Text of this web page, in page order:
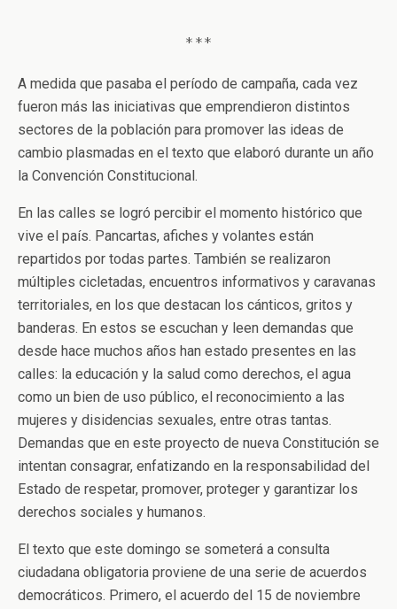
***
A medida que pasaba el período de campaña, cada vez
fueron más las iniciativas que emprendieron distintos
sectores de la población para promover las ideas de
cambio plasmadas en el texto que elaboró durante un año
la Convención Constitucional.
En las calles se logró percibir el momento histórico que
vive el país. Pancartas, afiches y volantes están
repartidos por todas partes. También se realizaron
múltiples cicletadas, encuentros informativos y caravanas
territoriales, en los que destacan los cánticos, gritos y
banderas. En estos se escuchan y leen demandas que
desde hace muchos años han estado presentes en las
calles: la educación y la salud como derechos, el agua
como un bien de uso público, el reconocimiento a las
mujeres y disidencias sexuales, entre otras tantas.
Demandas que en este proyecto de nueva Constitución se
intentan consagrar, enfatizando en la responsabilidad del
Estado de respetar, promover, proteger y garantizar los
derechos sociales y humanos.
El texto que este domingo se someterá a consulta
ciudadana obligatoria proviene de una serie de acuerdos
democráticos. Primero, el acuerdo del 15 de noviembre